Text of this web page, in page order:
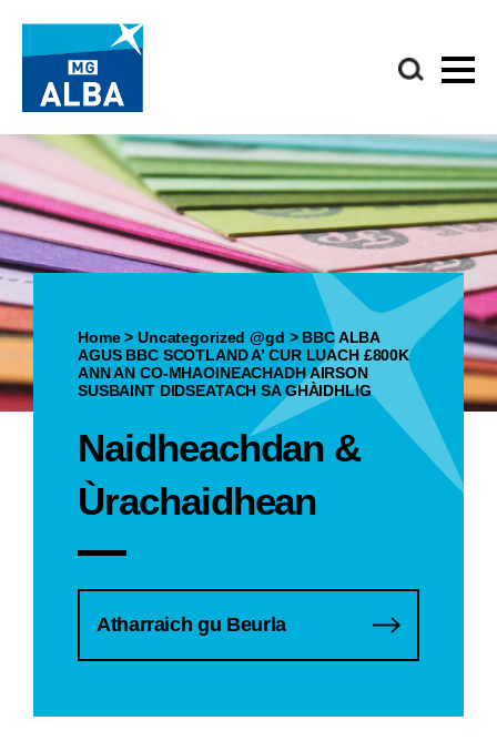
Home>Uncategorized @gd > BBC ALBA
AGUS BBC SCOTLAND A’ CUR LUACH £800K
ANN AN CO-MHAOINEACHADH AIRSON
SUSBAINT DIDSEATACH SA GHÀIDHLIG
Naidheachdan &
Ùrachaidhean
Atharraich gu Beurla